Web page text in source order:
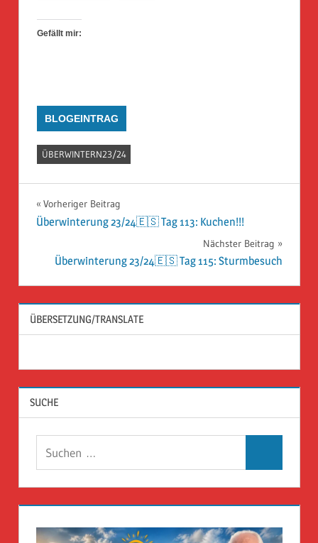
Gefällt mir:
BLOGEINTRAG
ÜBERWINTERN23/24
Beitragsnavigation
Vorheriger Beitrag
Überwinterung 23/24🇪🇸 Tag 113: Kuchen!!!
Nächster Beitrag
Überwinterung 23/24🇪🇸 Tag 115: Sturmbesuch
ÜBERSETZUNG/TRANSLATE
SUCHE